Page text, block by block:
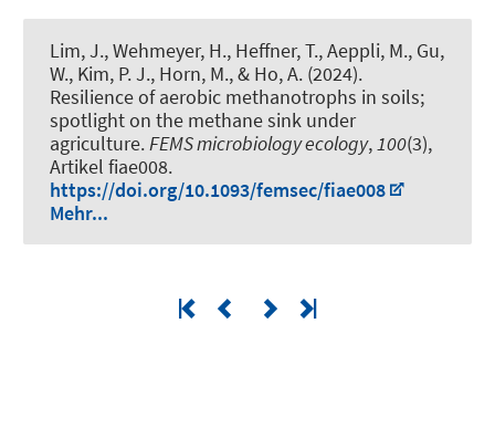
Lim, J., Wehmeyer, H., Heffner, T., Aeppli, M., Gu,
W., Kim, P. J., Horn, M., & Ho, A. (2024).
Resilience of aerobic methanotrophs in soils;
spotlight on the methane sink under
agriculture.FEMS microbiology ecology,100(3),
Artikel fiae008.
https://doi.org/10.1093/femsec/fiae008
Mehr...